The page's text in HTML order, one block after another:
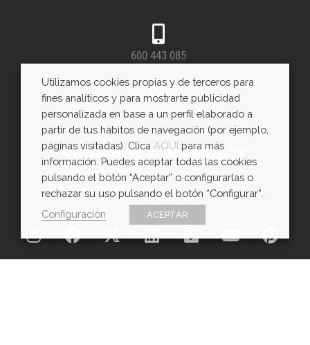
600 443 085
WhatsApp
SÍGUENOS E INSPÍRATE
Utilizamos cookies propias y de terceros para
fines analíticos y para mostrarte publicidad
personalizada en base a un perfil elaborado a
partir de tus hábitos de navegación (por ejemplo,
páginas visitadas). Clica AQUÍ para más
información. Puedes aceptar todas las cookies
pulsando el botón “Aceptar” o configurarlas o
rechazar su uso pulsando el botón “Configurar”.
Configuración
ACEPTAR